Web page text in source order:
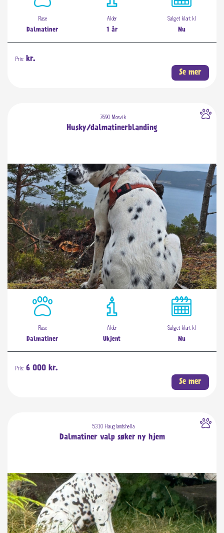
Rase
Dalmatiner
Alder
1 år
Salget klart kl
Nu
Pris: kr.
Se mer
7690 Mosvik
Husky/dalmatinerblanding
Rase
Dalmatiner
Alder
Ukjent
Salget klart kl
Nu
Pris: 6 000 kr.
Se mer
5310 Hauglandshella
Dalmatiner valp søker ny hjem